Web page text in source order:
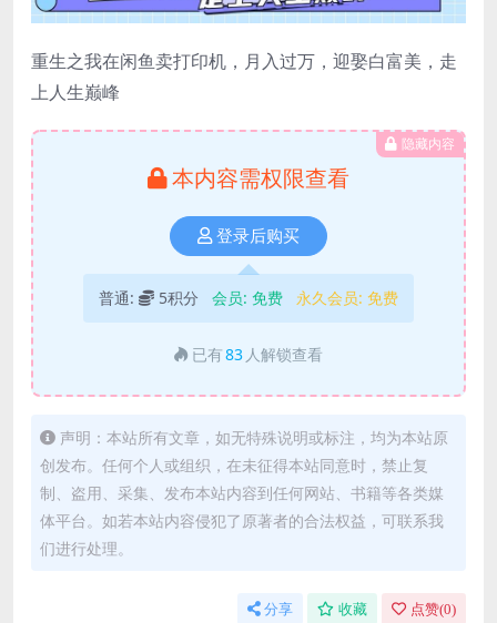
重生之我在闲鱼卖打印机，月入过万，迎娶白富美，走
上人生巅峰
隐藏内容
本内容需权限查看
登录后购买
普通: 5积分 会员: 免费 永久会员: 免费
已有83 人解锁查看
声明：本站所有文章，如无特殊说明或标注，均为本站原
创发布。任何个人或组织，在未征得本站同意时，禁止复
制、盗用、采集、发布本站内容到任何网站、书籍等各类媒
体平台。如若本站内容侵犯了原著者的合法权益，可联系我
们进行处理。
分享 收藏 点赞(0)